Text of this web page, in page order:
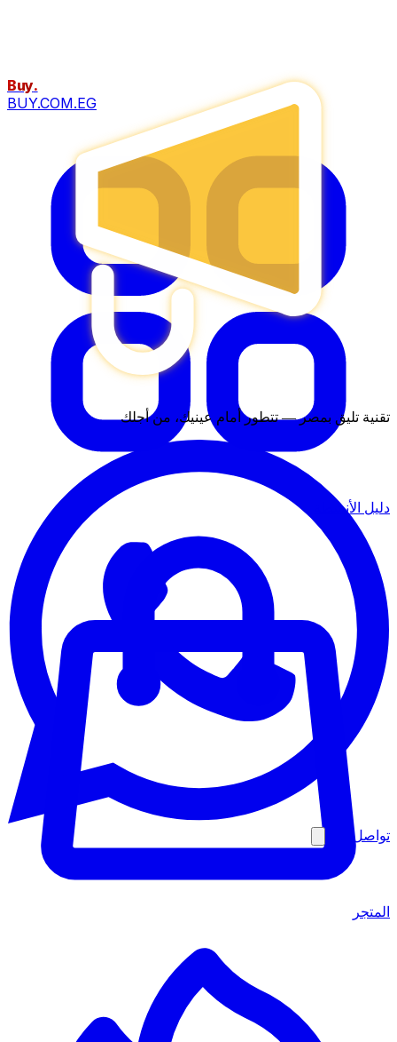
تقنية تليق بمصر — تتطور أمام عينيك، من أجلك
تواصل معنا
Buy.
BUY.COM.EG
دليل الأنشطة
المتجر